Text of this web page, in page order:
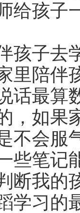
给孩子
孩子去
里陪伴
话最算
，如果
不会服
些笔记
断我的
学习的